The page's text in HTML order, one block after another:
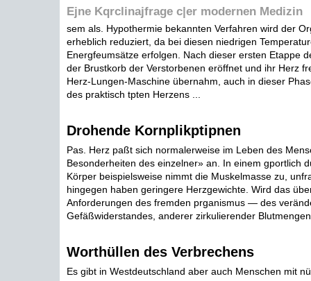
Ejne Kqrclinajfrage c|er modernen Medizin
sem als. Hypothermie bekannten Verfahren wird der
erheblich reduziert, da bei diesen niedrigen
Energfeumsätze erfolgen. Nach dieser ersten Etappe
der Brustkorb der Verstorbenen eröffnet und ihr Herz
Herz-Lungen-Maschine übernahm, auch in dieser
des praktisch tpten Herzens ...
Drohende Kornplikptipnen
Pas. Herz paßt sich normalerweise im Leben des
Besonderheiten des einzelner» an. In einem gportlich
Körper beispielsweise nimmt die Muskelmasse zu,
hingegen haben geringere Herzgewichte. Wird das
Anforderungen des fremden prganismus — des
Gefäßwiderstandes, anderer zirkulierender
Worthüllen des Verbrechens
Es gibt in Westdeutschland aber auch Menschen mit